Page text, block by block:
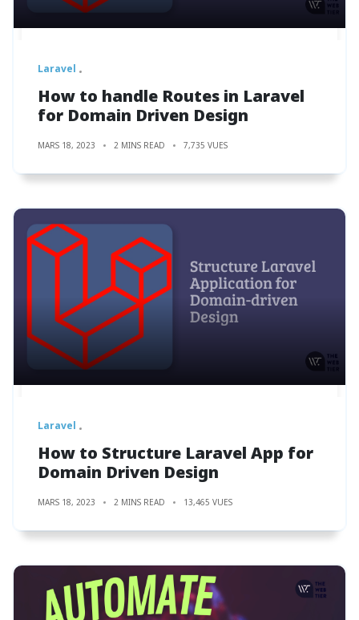
Laravel
How to handle Routes in Laravel
for Domain Driven Design
MARS 18, 2023 2 MINS READ 7,735 VUES
Laravel
How to Structure Laravel App for
Domain Driven Design
MARS 18, 2023 2 MINS READ 13,465 VUES